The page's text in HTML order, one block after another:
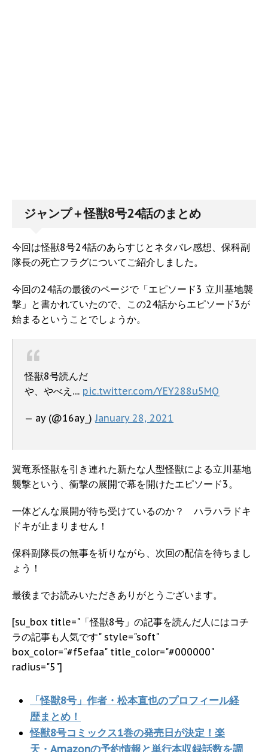
ジャンプ＋怪獣8号24話のまとめ
今回は怪獣8号24話のあらすじとネタバレ感想、保科副
隊長の死亡フラグについてご紹介しました。
今回の24話の最後のページで「エピソード3 立川基地襲
撃」と書かれていたので、この24話からエピソード3が
始まるということでしょうか。
怪獣8号読んだ
や、やべえ.... pic.twitter.com/YEY288u5MQ
— ay (@16ay_)January 28, 2021
翼竜系怪獣を引き連れた新たな人型怪獣による立川基地
襲撃という、衝撃の展開で幕を開けたエピソード3。
一体どんな展開が待ち受けているのか？ ハラハラドキ
ドキが止まりません！
保科副隊長の無事を祈りながら、次回の配信を待ちまし
ょう！
最後までお読みいただきありがとうございます。
[su_box title="「怪獣8号」の記事を読んだ人にはコチ
ラの記事も人気です" style="soft"
box_color="#f5efaa" title_color="#000000"
radius="5"]
「怪獣8号」作者・松本直也のプロフィール経
歴まとめ！
怪獣8号コミックス1巻の発売日が決定！楽
天・Amazonの予約情報と単行本収録話数を調